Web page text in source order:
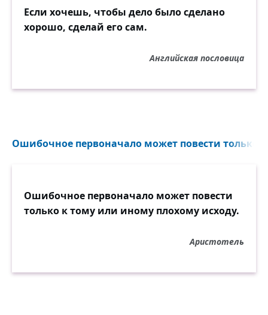
Если хочешь, чтобы дело было сделано
хорошо, сделай его сам.
Английская пословица
Ошибочное первоначало может повести только
Ошибочное первоначало может повести
только к тому или иному плохому исходу.
Аристотель